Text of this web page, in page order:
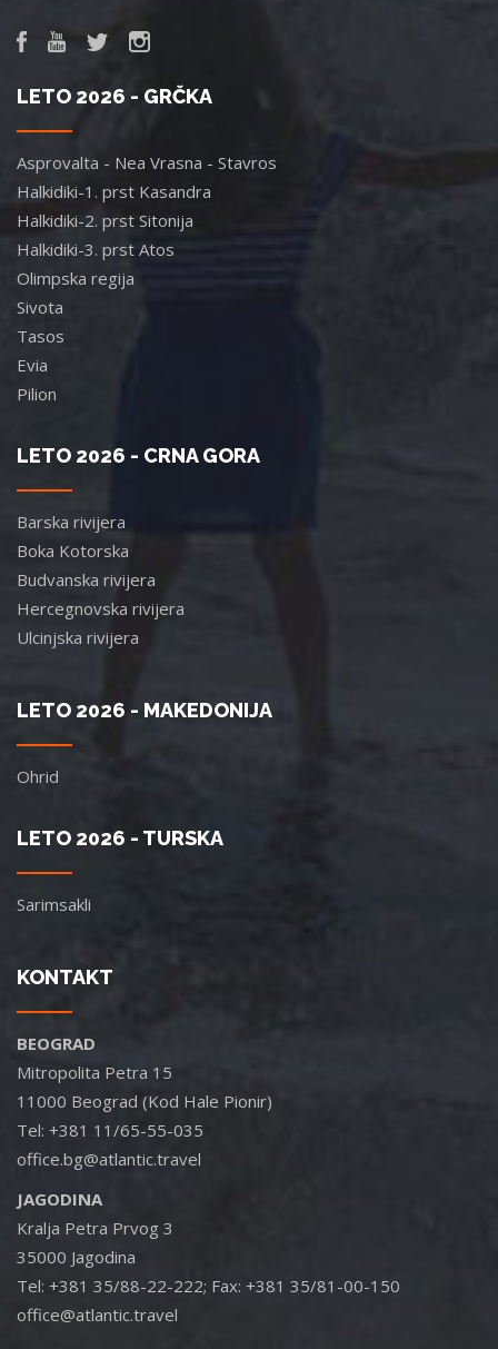
LETO 2026 - GRČKA
Asprovalta - Nea Vrasna - Stavros
Halkidiki-1. prst Kasandra
Halkidiki-2. prst Sitonija
Halkidiki-3. prst Atos
Olimpska regija
Sivota
Tasos
Evia
Pilion
LETO 2026 - CRNA GORA
Barska rivijera
Boka Kotorska
Budvanska rivijera
Hercegnovska rivijera
Ulcinjska rivijera
LETO 2026 - MAKEDONIJA
Ohrid
LETO 2026 - TURSKA
Sarimsakli
KONTAKT
BEOGRAD
Mitropolita Petra 15
11000 Beograd (Kod Hale Pionir)
Tel: +381 11/65-55-035
office.bg@atlantic.travel
JAGODINA
Kralja Petra Prvog 3
35000 Jagodina
Tel: +381 35/88-22-222; Fax: +381 35/81-00-150
office@atlantic.travel